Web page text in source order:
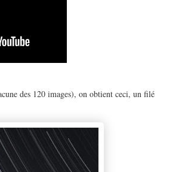
des 120 images), on obtient ceci, un filé